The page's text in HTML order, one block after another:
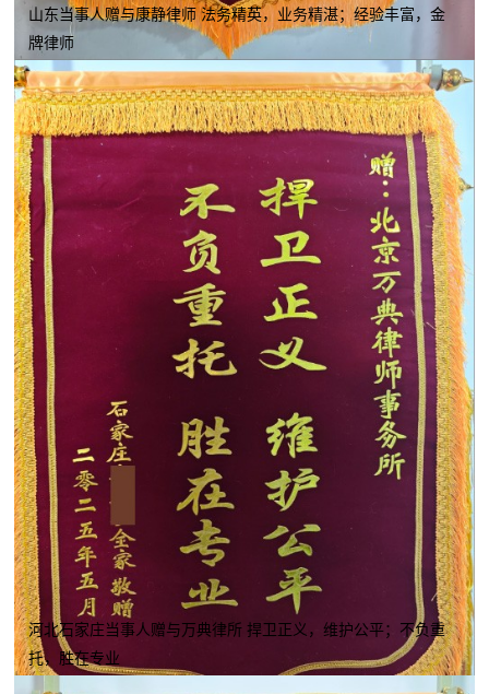
山东当事人赠与康静律师 法务精英，业务精湛；经验丰富，金
牌律师
河北石家庄当事人赠与万典律所 捍卫正义，维护公平；不负重
托，胜在专业